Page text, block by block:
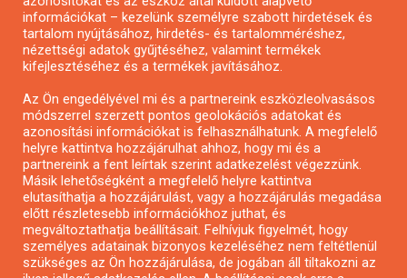
Specifikus pályázatfigyelés vagy hírlevél
Pályázatok magánszemélyeknek
Pályázatok civil szervezeteknek
Pályázatok vállalkozásoknak
Önkormányzati pályázatok
Mezőgazdasági pályázatok
Falusi turizmus pályázatok
információkat – kezelünk személyre szabott hirdetések és
tartalom nyújtásához, hirdetés- és tartalomméréshez,
nézettségi adatok gyűjtéséhez, valamint termékek
kifejlesztéséhez és a termékek javításához.
Az Ön engedélyével mi és a partnereink eszközleolvasásos
módszerrel szerzett pontos geolokációs adatokat és
azonosítási információkat is felhasználhatunk. A megfelelő
helyre kattintva hozzájárulhat ahhoz, hogy mi és a
partnereink a fent leírtak szerint adatkezelést végezzünk.
Másik lehetőségként a megfelelő helyre kattintva
elutasíthatja a hozzájárulást, vagy a hozzájárulás megadása
előtt részletesebb információkhoz juthat, és
megváltoztathatja beállításait. Felhívjuk figyelmét, hogy
személyes adatainak bizonyos kezeléséhez nem feltétlenül
szükséges az Ön hozzájárulása, de jogában áll tiltakozni az